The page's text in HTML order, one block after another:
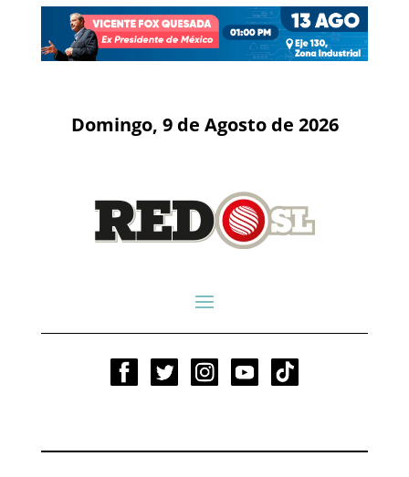
Domingo, 9 de Agosto de 2026